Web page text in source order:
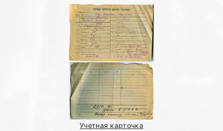
Учетная карточка